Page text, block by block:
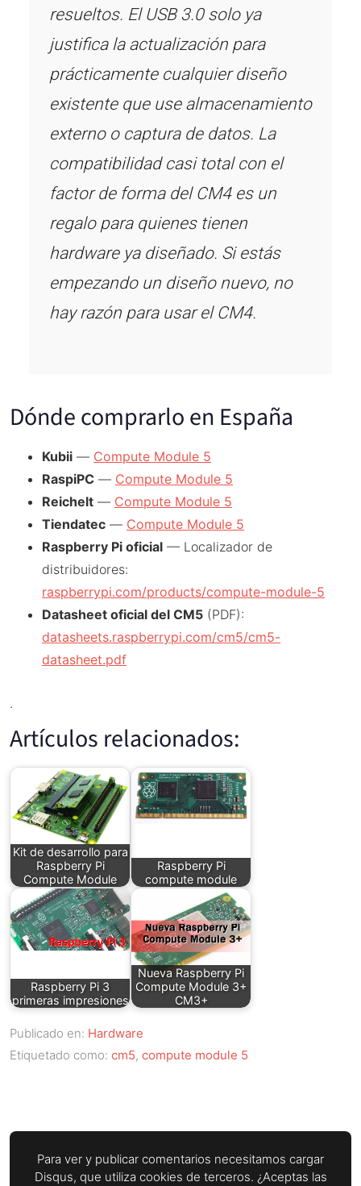
resueltos. El USB 3.0 solo ya
justifica la actualización para
prácticamente cualquier diseño
existente que use almacenamiento
externo o captura de datos. La
compatibilidad casi total con el
factor de forma del CM4 es un
regalo para quienes tienen
hardware ya diseñado. Si estás
empezando un diseño nuevo, no
hay razón para usar el CM4.
Dónde comprarlo en España
Kubii — Compute Module 5
RaspiPC — Compute Module 5
Reichelt — Compute Module 5
Tiendatec — Compute Module 5
Raspberry Pi oficial — Localizador de
distribuidores:
raspberrypi.com/products/compute-module-5
Datasheet oficial del CM5 (PDF):
datasheets.raspberrypi.com/cm5/cm5-
datasheet.pdf
.
Artículos relacionados:
Kit de desarrollo para
Raspberry Pi
Compute Module
Raspberry Pi
compute module
Raspberry Pi 3
primeras impresiones
Nueva Raspberry Pi
Compute Module 3+
CM3+
Publicado en: Hardware
Etiquetado como: cm5, compute module 5
Para ver y publicar comentarios necesitamos cargar
Disqus, que utiliza cookies de terceros. ¿Aceptas las